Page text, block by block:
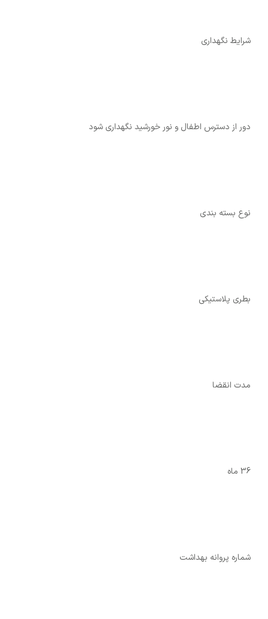
شرایط نگهداری
دور از دسترس اطفال و نور خورشید نگهداری شود
نوع بسته بندی
بطری پلاستیکی
مدت انقضا
36 ماه
شماره پروانه بهداشت